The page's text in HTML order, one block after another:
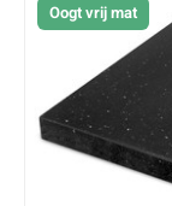
Oogt vrij mat